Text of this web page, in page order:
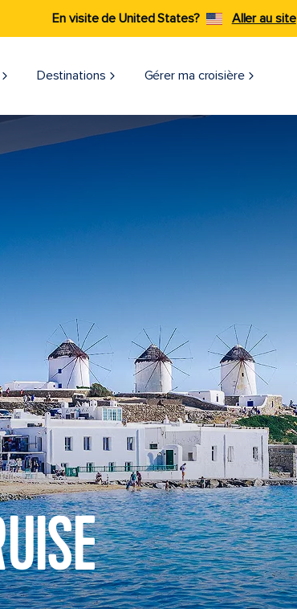
En visite de United States? Aller au site
Destinations Gérer ma croisière